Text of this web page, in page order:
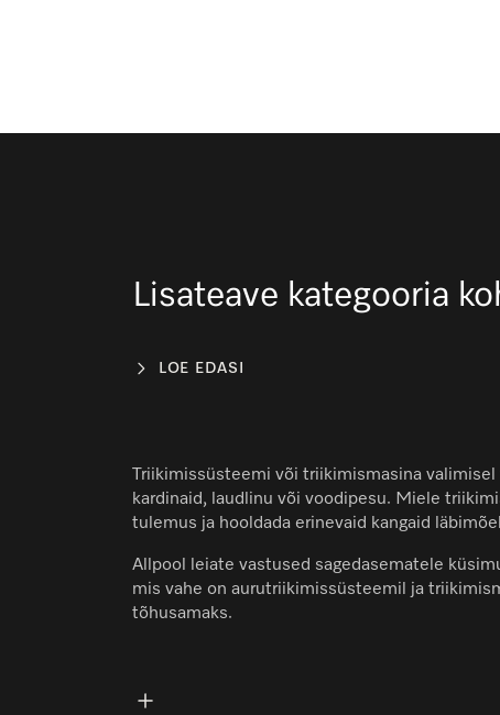
Lisateave kategooria
LOE EDASI
Triikimissüsteemi või triikimismasina
kardinaid, laudlinu või voodipesu. Miele
tulemus ja hooldada erinevaid kangaid
Allpool leiate vastused sagedasematele
mis vahe on aurutriikimissüsteemil ja
tõhusamaks.